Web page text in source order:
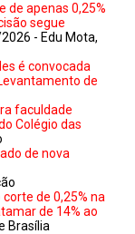
de apenas 0,25%
segue
- Edu Mota,
é convocada
de
faculdade
Colégio das
de nova
de 0,25% na
de 14% ao
Brasília